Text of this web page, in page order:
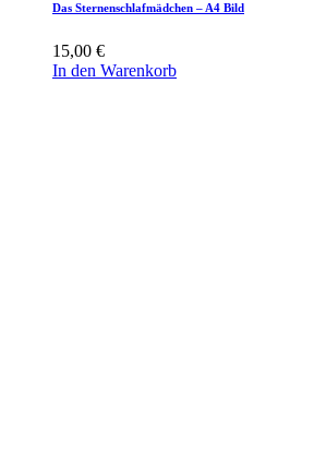
Das Sternenschlafmädchen – A4 Bild
15,00 €
In den Warenkorb